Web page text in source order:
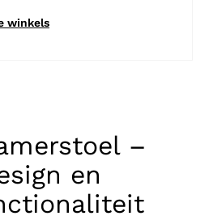
winkels
–
en